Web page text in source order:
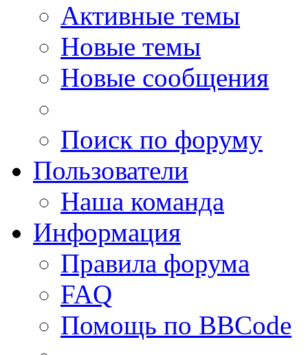
Активные темы
Новые темы
Новые сообщения
Поиск по форуму
Пользователи
Наша команда
Информация
Правила форума
FAQ
Помощь по BBCode